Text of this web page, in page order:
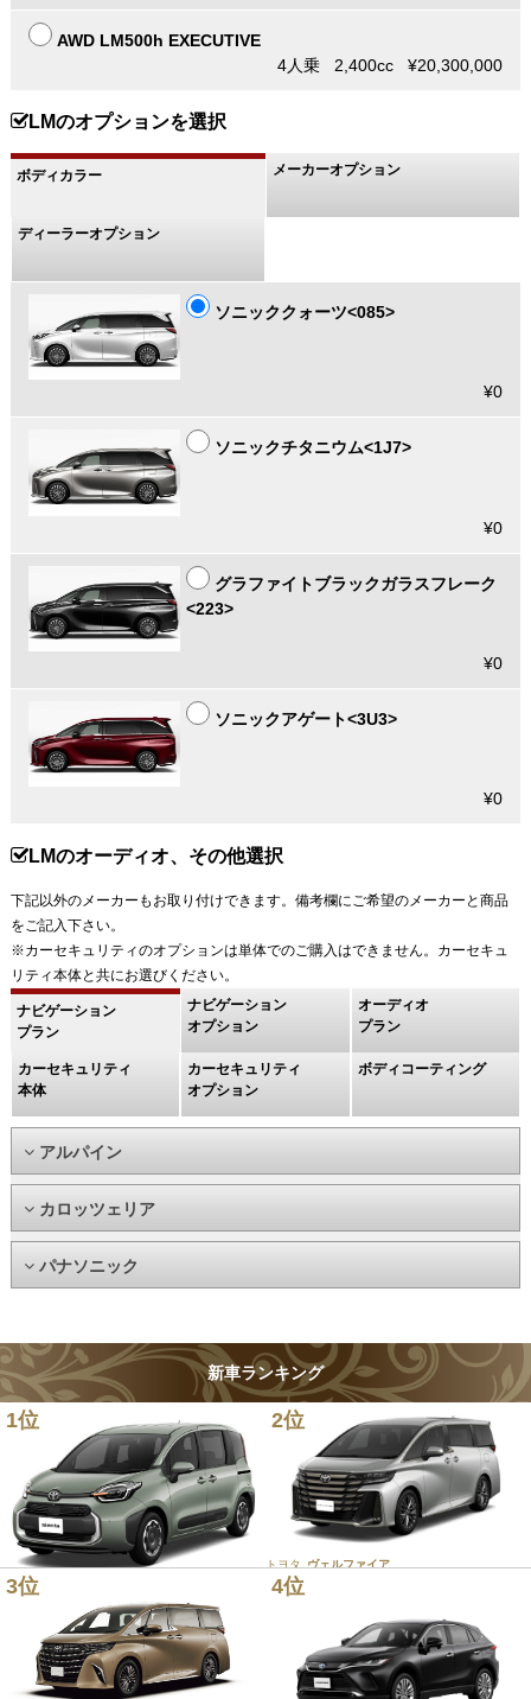
AWD LM500h EXECUTIVE
4人乗 2,400cc ¥20,300,000
LMのオプションを選択
ボディカラー メーカーオプション
ディーラーオプション
ソニッククォーツ<085>
¥0
ソニックチタニウム<1J7>
¥0
グラファイトブラックガラスフレーク
<223>
¥0
ソニックアゲート<3U3>
¥0
LMのオーディオ、その他選択
下記以外のメーカーもお取り付けできます。備考欄にご希望のメーカーと商品
をご記入下さい。
※カーセキュリティのオプションは単体でのご購入はできません。カーセキュ
リティ本体と共にお選びください。
ナビゲーション
プラン
ナビゲーション
オプション
オーディオ
プラン
カーセキュリティ
本体
カーセキュリティ
オプション
ボディコーティング
アルパイン
カロッツェリア
パナソニック
新車ランキング
1位
トヨタ
2位
トヨタ ヴェルファイア
3位 4位